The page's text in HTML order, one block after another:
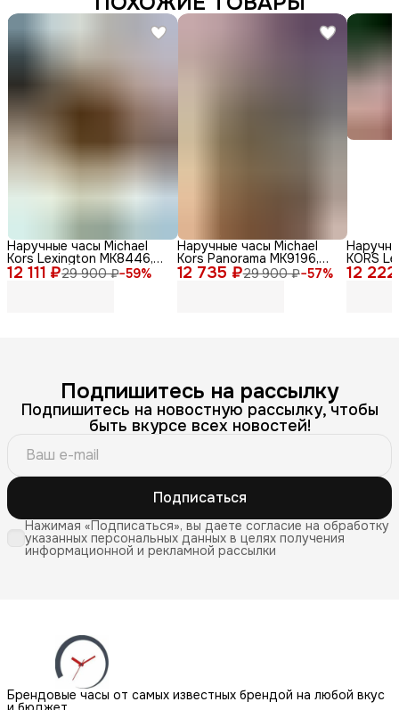
12 111 ₽29 900 ₽−59%
Наручные часы Michael
Kors Lexington MK8446,
мужские, кварцевый
механизм, золотые
12 735 ₽29 900 ₽−57%
Наручные часы Michael
Kors Panorama MK9196,
нержавеющая сталь,
серебристый
12
KORS
сталь
Подпишитесь на рассылку
Подпишитесь на новостную рассылку, чтобы
быть вкурсе всех новостей!
Подписаться
Нажимая «Подписаться», вы даете согласие на обработку
указанных персональных данных в целях получения
информационной и рекламной рассылки
Брендовые часы от самых известных брендой на любой вкус